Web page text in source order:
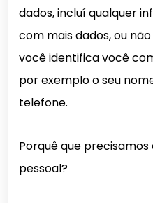
dados, incluí qualquer
com mais dados, ou
você identifica você
por exemplo o seu
telefone.
Porquê que
pessoal?